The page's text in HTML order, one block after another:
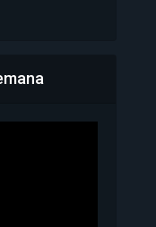
da